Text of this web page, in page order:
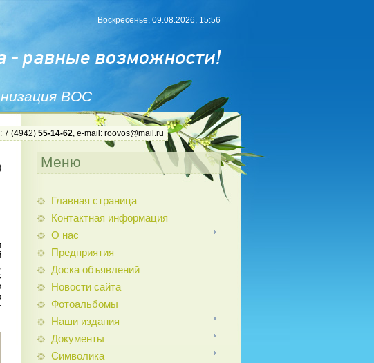
ВОС
Воскресенье, 09.08.2026, 15:56
7 (4942) 55-14-62, e-mail: roovos@mail.ru
Меню
Главная страница
Контактная информация
О нас
Предприятия
Доска объявлений
Новости сайта
Фотоальбомы
Наши издания
Документы
Символика